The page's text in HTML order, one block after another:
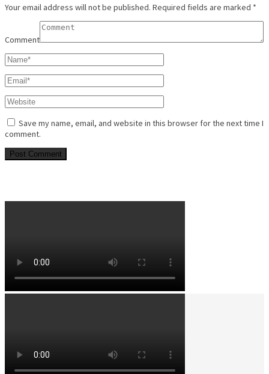
Your email address will not be published. Required fields are marked *
Comment
Save my name, email, and website in this browser for the next time I
comment.